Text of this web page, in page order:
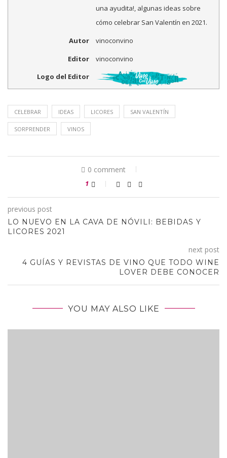
una ayudita!, algunas ideas sobre
cómo celebrar San Valentín en 2021.
Autor
vinoconvino
Editor
vinoconvino
Logo del Editor
CELEBRAR IDEAS LICORES SAN VALENTÍN
SORPRENDER VINOS
0 comment
1
previous post
LO NUEVO EN LA CAVA DE NÓVILI: BEBIDAS Y
LICORES 2021
next post
4 GUÍAS Y REVISTAS DE VINO QUE TODO WINE
LOVER DEBE CONOCER
YOU MAY ALSO LIKE